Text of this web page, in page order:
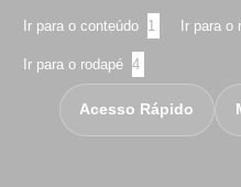
Ir para o conteúdo 1 Ir para o
Ir para o rodapé 4
Acesso Rápido